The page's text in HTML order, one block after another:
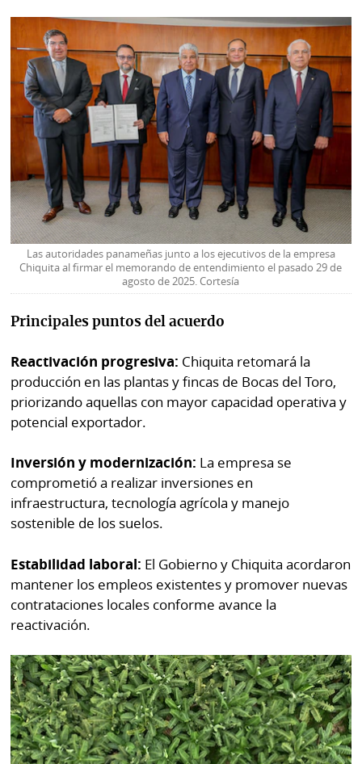
Las autoridades panameñas junto a los ejecutivos de la empresa
Chiquita al firmar el memorando de entendimiento el pasado 29 de
agosto de 2025. Cortesía
Principales puntos del acuerdo
Reactivación progresiva: Chiquita retomará la
producción en las plantas y fincas de Bocas del Toro,
priorizando aquellas con mayor capacidad operativa y
potencial exportador.
Inversión y modernización: La empresa se
comprometió a realizar inversiones en
infraestructura, tecnología agrícola y manejo
sostenible de los suelos.
Estabilidad laboral: El Gobierno y Chiquita acordaron
mantener los empleos existentes y promover nuevas
contrataciones locales conforme avance la
reactivación.